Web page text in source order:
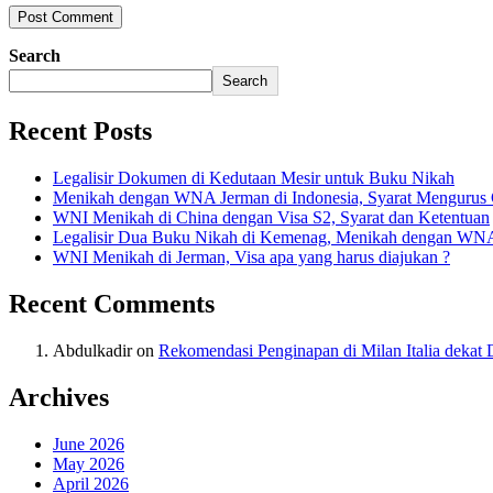
Search
Search
Recent Posts
Legalisir Dokumen di Kedutaan Mesir untuk Buku Nikah
Menikah dengan WNA Jerman di Indonesia, Syarat
WNI Menikah di China dengan Visa S2, Syarat dan Ketentuan
Legalisir Dua Buku Nikah di Kemenag, Menikah dengan
WNI Menikah di Jerman, Visa apa yang harus diajukan ?
Recent Comments
Abdulkadiron Rekomendasi Penginapan di Milan Italia dekat
Archives
June 2026
May 2026
April 2026